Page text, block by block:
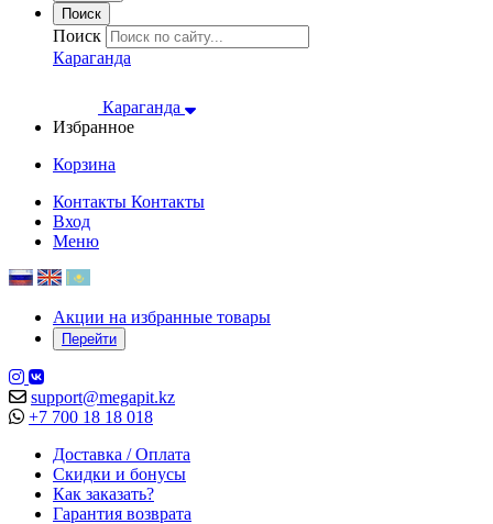
Поиск
Поиск
Караганда
Караганда
Избранное
Корзина
Контакты Контакты
Вход
Меню
Акции на избранные товары
Перейти
support@megapit.kz
+7 700 18 18 018
Доставка / Оплата
Скидки и бонусы
Как заказать?
Гарантия возврата